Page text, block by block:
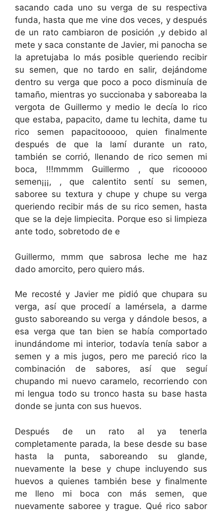
sacando cada uno su verga de su respectiva
funda, hasta que me vine dos veces, y después
de un rato cambiaron de posición ,y debido al
mete y saca constante de Javier, mi panocha se
la apretujaba lo más posible queriendo recibir
su semen, que no tardo en salir, dejándome
dentro su verga que poco a poco disminuía de
tamaño, mientras yo succionaba y saboreaba la
vergota de Guillermo y medio le decía lo rico
que estaba, papacito, dame tu lechita, dame tu
rico semen papacitooooo, quien finalmente
después de que la lamí durante un rato,
también se corrió, llenando de rico semen mi
boca, !!!mmmm Guillermo , que ricooooo
semen¡¡¡, , que calentito sentí su semen,
saboree su textura y chupe y chupe su verga
queriendo recibir más de su rico semen, hasta
que se la deje limpiecita. Porque eso si limpieza
ante todo, sobretodo de e
Guillermo, mmm que sabrosa leche me haz
dado amorcito, pero quiero más.
Me recosté y Javier me pidió que chupara su
verga, así que procedí a lamérsela, a darme
gusto saboreando su verga y dándole besos, a
esa verga que tan bien se había comportado
inundándome mi interior, todavía tenía sabor a
semen y a mis jugos, pero me pareció rico la
combinación de sabores, así que seguí
chupando mi nuevo caramelo, recorriendo con
mi lengua todo su tronco hasta su base hasta
donde se junta con sus huevos.
Después de un rato al ya tenerla
completamente parada, la bese desde su base
hasta la punta, saboreando su glande,
nuevamente la bese y chupe incluyendo sus
huevos a quienes también bese y finalmente
me lleno mi boca con más semen, que
nuevamente saboree y trague. Qué rico sabor